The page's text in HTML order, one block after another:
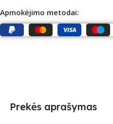
Apmokėjimo metodai:
Prekės aprašymas